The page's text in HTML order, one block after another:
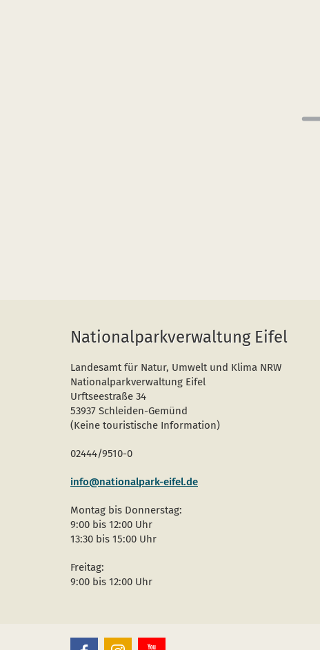
Nationalparkverwaltung Eifel
Landesamt für Natur, Umwelt und Klima NRW
Nationalparkverwaltung Eifel
Urftseestraße 34
53937 Schleiden-Gemünd
(Keine touristische Information)
02444/9510-0
info@nationalpark-eifel.de
Montag bis Donnerstag:
9:00 bis 12:00 Uhr
13:30 bis 15:00 Uhr
Freitag:
9:00 bis 12:00 Uhr
NationalparkNationalparkNationalpark